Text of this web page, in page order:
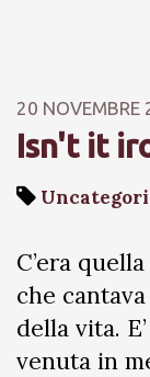
20 NOVEMBRE
Isn't it
C’era
che
della vita.
venuta in